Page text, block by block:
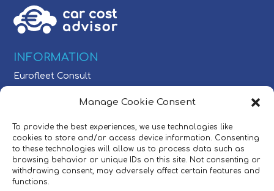
Manage Cookie Consent
To provide the best experiences, we use technologies like
cookies to store and/or access device information. Consenting
to these technologies will allow us to process data such as
browsing behavior or unique IDs on this site. Not consenting or
withdrawing consent, may adversely affect certain features and
functions.
INFORMATION
Eurofleet Consult
1800 Vilvoorde, Belgium
CONTACT
Tél.:+32 (0)2/709 54 49
E-mail:sales@carcostadvisor.com